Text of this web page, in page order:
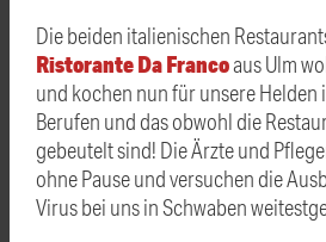
Die beiden italienischen
Ristorante Da Francoaus Ulm
und kochen nun für unsere Helden
Berufen und das obwohl die
gebeutelt sind! Die Ärzte und
ohne Pause und versuchen die
Virus bei uns in Schwaben